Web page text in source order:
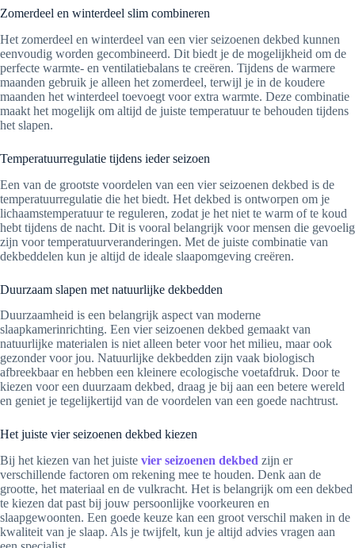
Zomerdeel en winterdeel slim combineren
Het zomerdeel en winterdeel van een vier seizoenen dekbed kunnen
eenvoudig worden gecombineerd. Dit biedt je de mogelijkheid om de
perfecte warmte- en ventilatiebalans te creëren. Tijdens de warmere
maanden gebruik je alleen het zomerdeel, terwijl je in de koudere
maanden het winterdeel toevoegt voor extra warmte. Deze combinatie
maakt het mogelijk om altijd de juiste temperatuur te behouden tijdens
het slapen.
Temperatuurregulatie tijdens ieder seizoen
Een van de grootste voordelen van een vier seizoenen dekbed is de
temperatuurregulatie die het biedt. Het dekbed is ontworpen om je
lichaamstemperatuur te reguleren, zodat je het niet te warm of te koud
hebt tijdens de nacht. Dit is vooral belangrijk voor mensen die gevoelig
zijn voor temperatuurveranderingen. Met de juiste combinatie van
dekbeddelen kun je altijd de ideale slaapomgeving creëren.
Duurzaam slapen met natuurlijke dekbedden
Duurzaamheid is een belangrijk aspect van moderne
slaapkamerinrichting. Een vier seizoenen dekbed gemaakt van
natuurlijke materialen is niet alleen beter voor het milieu, maar ook
gezonder voor jou. Natuurlijke dekbedden zijn vaak biologisch
afbreekbaar en hebben een kleinere ecologische voetafdruk. Door te
kiezen voor een duurzaam dekbed, draag je bij aan een betere wereld
en geniet je tegelijkertijd van de voordelen van een goede nachtrust.
Het juiste vier seizoenen dekbed kiezen
Bij het kiezen van het juiste vier seizoenen dekbed zijn er
verschillende factoren om rekening mee te houden. Denk aan de
grootte, het materiaal en de vulkracht. Het is belangrijk om een dekbed
te kiezen dat past bij jouw persoonlijke voorkeuren en
slaapgewoonten. Een goede keuze kan een groot verschil maken in de
kwaliteit van je slaap. Als je twijfelt, kun je altijd advies vragen aan